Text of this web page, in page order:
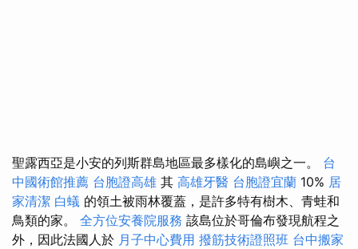
聖露西亞是小安的列斯群島地區最多樣化的島嶼之一。 台
中國術館推薦 台胞證高雄 其 高雄牙醫 台胞證宜蘭 10% 居
家清潔 白蟻 的領土被雨林覆蓋，是許多特有樹木、青蛙和
鳥類的家。 全方位安養院服務 該島位於哥倫布發現航程之
外，因此法國人於 月子中心費用 撥筋技術證照班 台中搬家